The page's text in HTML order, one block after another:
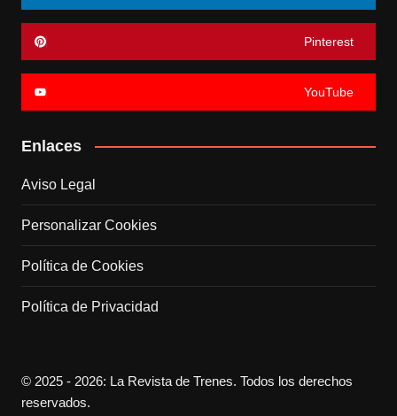
Pinterest
YouTube
Enlaces
Aviso Legal
Personalizar Cookies
Política de Cookies
Política de Privacidad
© 2025 - 2026: La Revista de Trenes. Todos los derechos
reservados.